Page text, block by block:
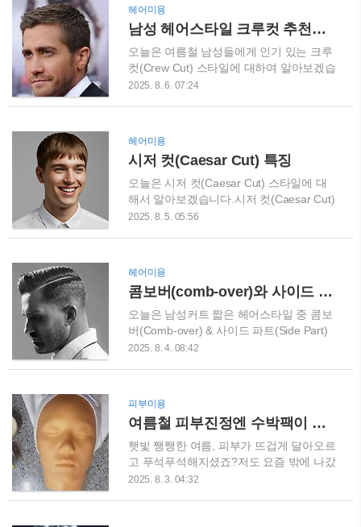
고려해서 기장이나 질감, 디테일을 다르게
주는 게 트렌드랍니다.오늘은 요즘 인기 있
는 남자 짧은 머리 스타일을 정리해 봤어
요.처음 도전하는 분들도 부담 없이 따라올
수 있도록 알려드릴게요! 짧은 머리가 다시
짧아도 세련된 스타일이 많아졌거든요.특
히 앞머리나 윗머리 질감 살려서 ‘투블록
느낌’ 없이 깔끔하면서도 자연스럽게 연출
하는 방식..
헤어미용
남성 헤어스타일 크루컷 추천드려요!!
오늘은 여름철 남성들에게 인기 있는 크루
컷(Crew Cut) 스타일에 대하여 알아보겠습
니다. 크루컷이란? 크루컷은 머리 윗부분
은 0.5~2인치(약 1.2 ~ 5 cm), 옆과 뒤는 테
이퍼나 페이드로 자연스럽게 연결하고 정
리합니다. 크루컷의 특징과 장점 저유지 &
실용성군대 스타일에서 유래한 만큼, 손질
이 거의 필요 없으며 깔끔한 외모를 유지하
에도 응용 가능합니다.다양한 스타일 변화
페이드, 텍스처, 언더컷, 하드 파트 삽입 등
으로 개성을 부여할 수 있어 클래식과 트
렌..
2025. 8. 6. 07:24
헤어미용
시저 컷(Caesar Cut) 특징
오늘은 시저 컷(Caesar Cut) 스타일에 대
해서 알아보겠습니다.시저 컷(Caesar Cut)
스타일은 전방향으로 짧게 자르고,앞머리
(fringe): 이마 라인 위로 일자로 떨어지는
스타일이 특징입니다.전체적으로 균일한
길이 또는 페이드 적용: 일반적으로 전체적
으로 짧은 길이를 유지하되, 현대 버전에서
는 sides/back에 taper나 fade가 적용되어
평가받습니다.모낭 라인이 얕거나 이마가
넓은 경우 적합: 헤어라인이 넓은 경우 앞
머리가 이마를 두드러지..
2025. 8. 5. 05:56
헤어미용
콤보버(comb-over)와 사이드 파트(side part)스타일
오늘은 남성커트 짧은 헤어스타일 중 콤보
버(Comb-over) & 사이드 파트(Side Part)
스타일에 대해 알아보겠습니다 콤보버
로 정돈되어 있어, 모던한 비즈니스 스타일
에 어울립니다.하드 파트를 포함한 페이드
스타일로, 측면은 낮고 자연스럽게 블렌딩
되는 반면 위쪽은 간결하고 세련되게 스타
일링 됐습니다.중~고급 수준의 콤보버 스
2025. 8. 4. 08:42
피부미용
여름철 피부진정엔 수박팩이 진리! 집에서 초간단 수박팩 만드는 법
햇빛 쨍쨍한 여름, 피부가 뜨겁게 달아오르
고 푸석푸석해지셨죠?저도 요즘 밖에 나갔
다 오면 얼굴이 열받아서 급하게 진정시켜
2025. 8. 3. 04:32